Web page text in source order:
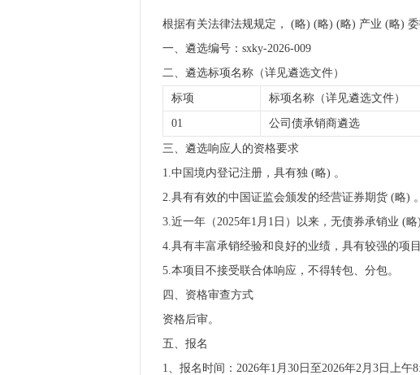
根据有关法律法规规定， (略) (略) (略) 产业 (略)
一、遴选编号：sxky-2026-009
二、遴选标项名称（详见遴选文件）
标项 标项名称（详见遴选文件）
01 公司债承销商遴选
三、遴选响应人的资格要求
1.中国境内登记注册，具有独 (略) 。
2.具有有效的中国证监会颁发的经营证券期货 (略) 。
3.近一年（2025年1月1日）以来，无债券承销业 (
4.具有丰富承销经验和良好的业绩，具有较强的项
5.本项目不接受联合体响应，不得转包、分包。
四、资格审查方式
资格后审。
五、报名
1、报名时间：2026年1月30日至2026年2月3日上